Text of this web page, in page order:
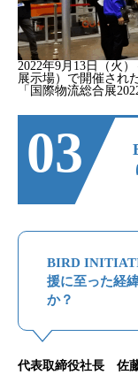
2022年9月13日（火
展示場）で開催され
「国際物流総合展
03
BIRD
援に至った経
か？
代表取締役社長 佐